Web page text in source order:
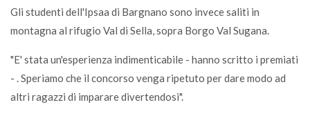
Gli studenti dell'Ipsaa di Bargnano sono invece saliti in
montagna al rifugio Val di Sella, sopra Borgo Val Sugana.
"E' stata un'esperienza indimenticabile - hanno scritto i premiati
- . Speriamo che il concorso venga ripetuto per dare modo ad
altri ragazzi di imparare divertendosi".